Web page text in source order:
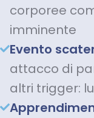
corporee
imminente
Evento
attacco di
altri trigger: